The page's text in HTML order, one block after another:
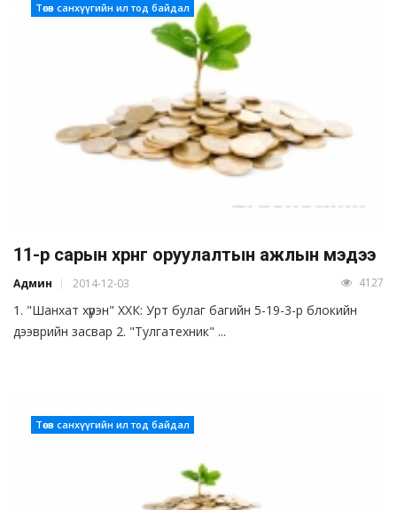
Төсөв санхүүгийн ил тод байдал
11-р сарын хөрөнгө оруулалтын ажлын мэдээ
Админ 2014-12-03 4127
1. "Шанхат хүрэн" ХХК: Урт булаг багийн 5-19-3-р блокийн
дээврийн засвар 2. "Тулгатехник" ...
Төсөв санхүүгийн ил тод байдал